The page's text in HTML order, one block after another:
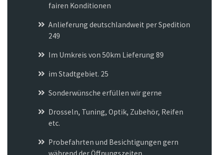
fairen Konditionen
Anlieferung deutschlandweit per Spedition
249
Im Umkreis von 50km Lieferung 89
im Stadtgebiet. 25
Sonderwünsche erfüllen wir gerne
Drosseln, Tuning, Optik, Zubehör, Reifen
etc.
Probefahrten und Besichtigungen gern